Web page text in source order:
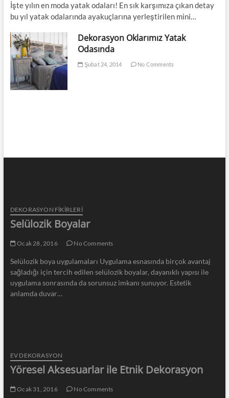
İşte yılın en moda yatak odaları! En sık karşımıza çıkan detay
bu yıl yatak odalarında ayakuçlarına yerleştirilen mini…
Dekorasyon Oklarımız Yatak
Odasında
Şubat 24, 2014 No Comments
DEKORASYON FİKİRLERİ
Selülozik Boyalar
Ocak 28, 2016 No Comments
Selülozik boya uygulamaları Uygulama esnasında birçok avantaj
sağladığı için tercih edilen selülozik boyalar, dayanıklı yapısı ile
uygulama sonrasında da sorunsuz imkanı sunuyor. Estetik
anlamda duvar…
EV DEKORASYON
Yöresel Aksesuarlar ile Etnik Dekorasyon
Ocak 31, 2016 No Comments